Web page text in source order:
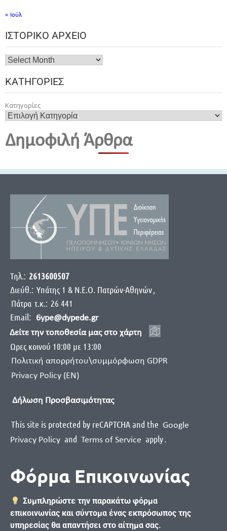
« Ιούλ
ΙΣΤΟΡΙΚΌ ΑΡΧΕΊΟ
ΚΑΤΗΓΟΡΊΕΣ
Κατηγορίες
Δημοφιλή Άρθρα
Τηλ.: 2613600507
Διεύθ.: Yπάτης 1 & Ν.Ε.Ο. Πατρών-Αθηνών,
Πάτρα τ.κ.: 26 441
Email:
6ype@dypede.gr
Δείτε την τοποθεσία μας στο χάρτη
Ωρες κοινού 10:00 με 13:00
Πολιτική απορρήτου\συμμόρφωση GDPR
Privacy Policy (EN)
Δήλωση Προσβασιμότητας
This site is protected by reCAPTCHA and the Google
Privacy Policy and Terms of Service apply.
Φόρμα Επικοινωνίας
Συμπληρώστε την παρακάτω φόρμα
επικοινωνίας και σύντομα ένας εκπρόσωπος της
υπηρεσίας θα απαντήσει στο αίτημα σας.